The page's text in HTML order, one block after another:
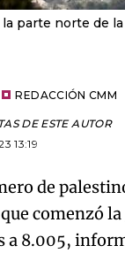
parte norte de
REDACCIÓN CMM
DE ESTE AUTOR
13:19
de
comenzó
a 8.005,